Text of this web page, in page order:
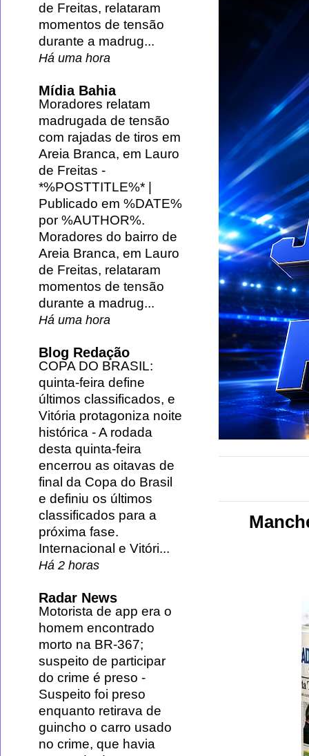
de Freitas, relataram
momentos de tensão
durante a madrug...
Há uma hora
Mídia Bahia
Moradores relatam
madrugada de tensão
com rajadas de tiros em
Areia Branca, em Lauro
de Freitas -
*%POSTTITLE%* |
Publicado em %DATE%
por %AUTHOR%.
Moradores do bairro de
Areia Branca, em Lauro
de Freitas, relataram
momentos de tensão
durante a madrug...
Há uma hora
Blog Redação
COPA DO BRASIL:
quinta-feira define
últimos classificados, e
Vitória protagoniza noite
histórica -A rodada
desta quinta-feira
encerrou as oitavas de
final da Copa do Brasil
e definiu os últimos
classificados para a
próxima fase.
Internacional e Vitóri...
Há 2 horas
Radar News
Motorista de app era o
homem encontrado
morto na BR-367;
suspeito de participar
do crime é preso -
Suspeito foi preso
enquanto retirava de
guincho o carro usado
no crime, que havia